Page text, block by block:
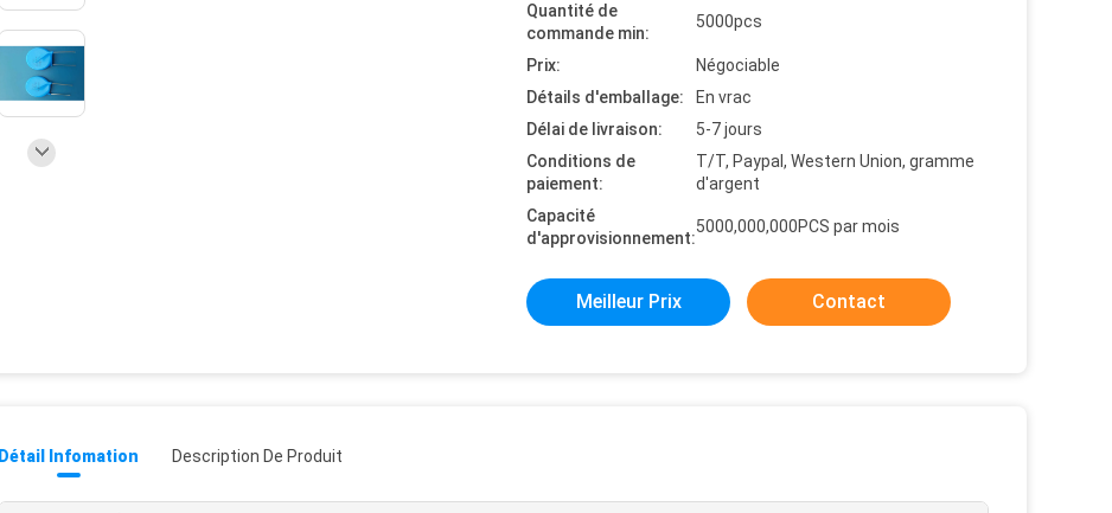
Quantité de
commande min:
5000pcs
Prix:
Négociable
Détails d'emballage:
En vrac
Délai de livraison:
5-7 jours
Conditions de
paiement:
T/T, Paypal, Western Union, gramme
d'argent
Capacité
d'approvisionnement:
5000,000,000PCS par mois
Meilleur Prix Contact
Détail Infomation Description De Produit